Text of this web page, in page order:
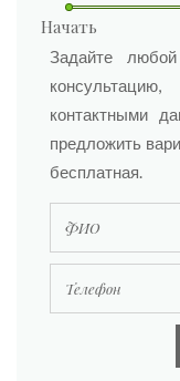
Начать
ФИО
Задайте
контактными
предложить
бесплатная.